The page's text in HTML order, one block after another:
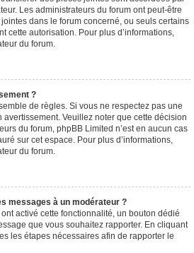
Les administrateurs du forum ont peut-être
dans le forum concerné, ou seuls certains
cette autorisation. Pour plus d’informations,
du forum.
?
de règles. Si vous ne respectez pas une
Veuillez noter que cette décision
du forum, phpBB Limited n’est en aucun cas
sur cet espace. Pour plus d’informations,
du forum.
messages à un modérateur ?
activé cette fonctionnalité, un bouton dédié
que vous souhaitez rapporter. En cliquant
les étapes nécessaires afin de rapporter le